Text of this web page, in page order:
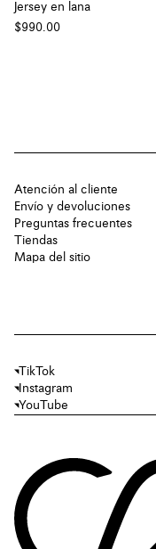
Jersey en lana
$990.00
Atención al cliente
Envío y devoluciones
Preguntas frecuentes
Tiendas
Mapa del sitio
TikTok
Instagram
YouTube